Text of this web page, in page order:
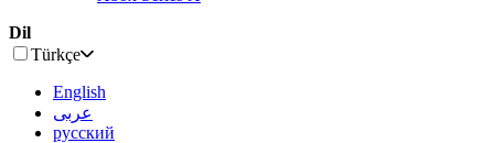
Dil
Türkçe
English
عربى
русский